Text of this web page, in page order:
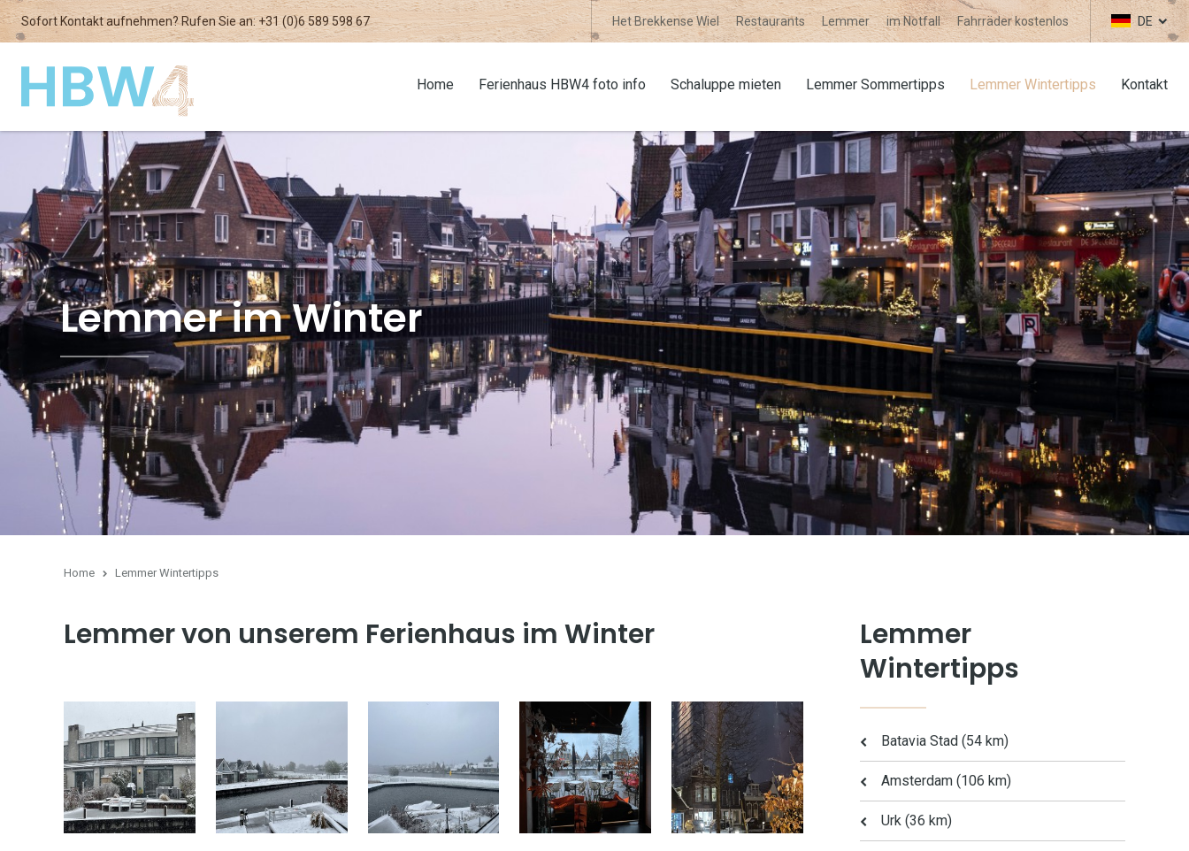
Sofort Kontakt aufnehmen? Rufen Sie an:+31 (0)6 589 598 67 Het Brekkense Wiel Restaurants Lemmer im Notfall Fahrräder kostenlos DE
Home Ferienhaus HBW4 foto info Schaluppe mieten Lemmer Sommertipps Lemmer Wintertipps Kontakt
Lemmer im Winter
Home Lemmer Wintertipps
Lemmer von unserem Ferienhaus im Winter
Lemmer
Wintertipps
Batavia Stad (54 km)
Amsterdam (106 km)
Urk (36 km)